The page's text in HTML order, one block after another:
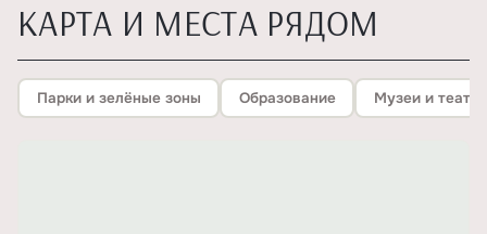
КАРТА И МЕСТА РЯДОМ
Парки и зелёные зоны Образование Музеи и